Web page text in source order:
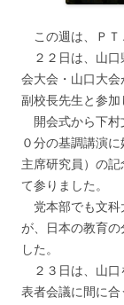
この週は、ＰＴ
２２日は、山口
会大会・山口大
副校長先生と参加
開会式から下村
０分の基調講演
主席研究員）の
て参りました。
党本部でも文科
が、日本の教育
した。
２３日は、山口
表者会議に間に